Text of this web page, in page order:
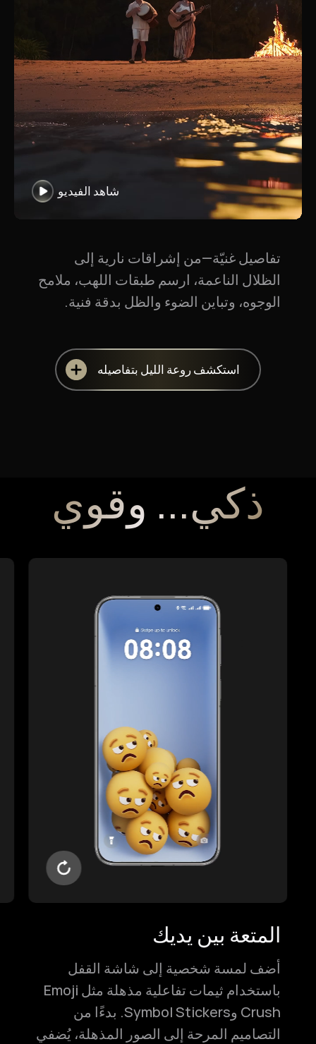
شاهد الفيديو
تفاصيل غنيّة—من إشراقات نارية إلى
الظلال الناعمة، ارسم طبقات اللهب، ملامح
الوجوه، وتباين الضوء والظل بدقة فنية.
استكشف روعة الليل بتفاصيله
ذكي... وقوي
المتعة بين يديك
أضف لمسة شخصية إلى شاشة القفل
باستخدام ثيمات تفاعلية مذهلة مثل Emoji
Crush وSymbol Stickers. بدءًا من
التصاميم المرحة إلى الصور المذهلة، يُضفي